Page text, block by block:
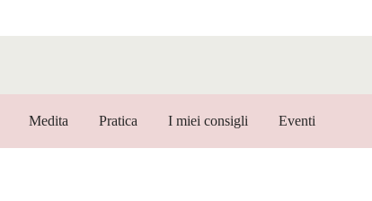
Medita Pratica I miei consigli Eventi